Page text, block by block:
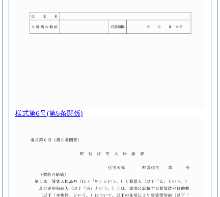
様式第6号(第5条関係)